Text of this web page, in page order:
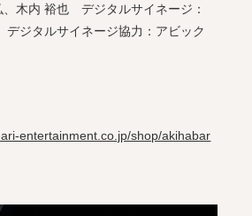
木内 裕也 デジタルサイネージ：
ジタルサイネージ協力：アビック
entertainment.co.jp/shop/akihabar